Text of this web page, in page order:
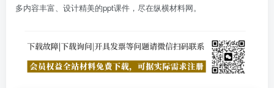
多内容丰富、设计精美的ppt课件，尽在纵横材料网。